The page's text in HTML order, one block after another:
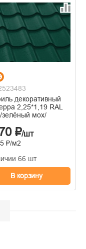
декоративный
RAL
зелёный мох/
₽/шт
₽/м2
66 шт
В корзину